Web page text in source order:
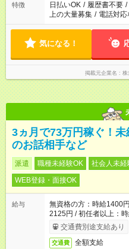
特徴 日払いOK / 履歴書不要 /
上の大量募集 / 電話対応
気になる！
掲載元企業名 株
3ヵ月で73万円稼ぐ！
のお話相手など
派遣 職種未経験OK 社会人未経
WEB登録・面接OK
給与
無資格の方：時給1400
2125円 / 初任者以上：
交通費別途支給あり
交通費 全額支給